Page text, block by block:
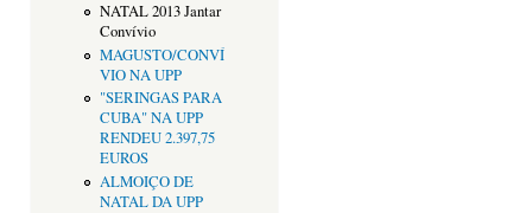
NATAL 2013 Jantar
Convívio
MAGUSTO/CONVÍ
VIO NA UPP
"SERINGAS PARA
CUBA" NA UPP
RENDEU 2.397,75
EUROS
ALMOIÇO DE
NATAL DA UPP